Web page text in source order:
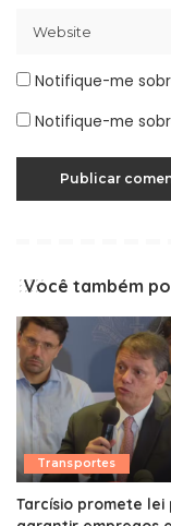
Notifique-me
Notifique-me
Você também
Transportes
Tarcísio promete lei